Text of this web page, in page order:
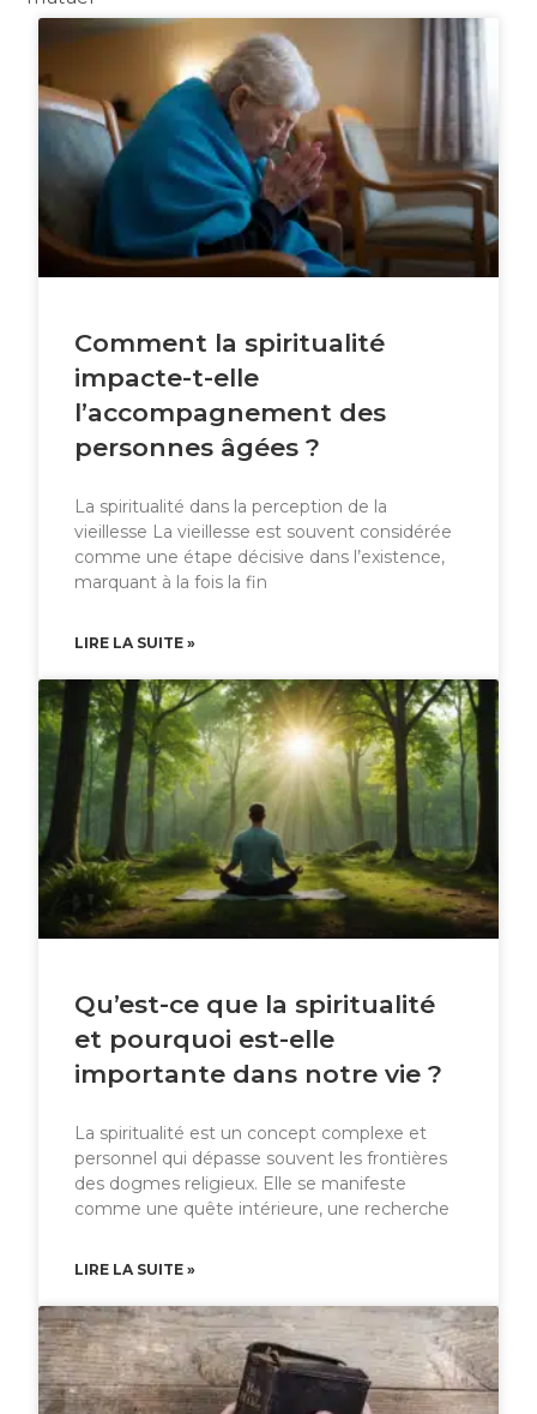
Comment la spiritualité
impacte-t-elle
l’accompagnement des
personnes âgées ?
La spiritualité dans la perception de la
vieillesse La vieillesse est souvent considérée
comme une étape décisive dans l’existence,
marquant à la fois la fin
LIRE LA SUITE »
Qu’est-ce que la spiritualité
et pourquoi est-elle
importante dans notre vie ?
La spiritualité est un concept complexe et
personnel qui dépasse souvent les frontières
des dogmes religieux. Elle se manifeste
comme une quête intérieure, une recherche
LIRE LA SUITE »